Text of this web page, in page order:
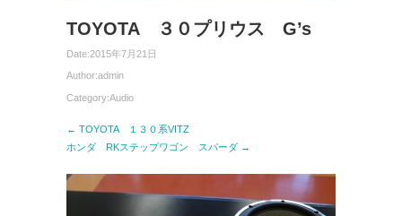
TOYOTA ３０プリウス G’s
Date:2015年7月21日
Author:admin
Category:Audio
← TOYOTA １３０系VITZ
ホンダ RKステップワゴン スパーダ →